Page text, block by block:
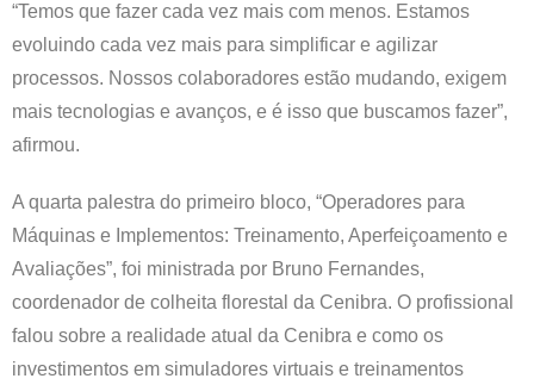
“Temos que fazer cada vez mais com menos. Estamos
evoluindo cada vez mais para simplificar e agilizar
processos. Nossos colaboradores estão mudando, exigem
mais tecnologias e avanços, e é isso que buscamos fazer”,
afirmou.
A quarta palestra do primeiro bloco, “Operadores para
Máquinas e Implementos: Treinamento, Aperfeiçoamento e
Avaliações”, foi ministrada por Bruno Fernandes,
coordenador de colheita florestal da Cenibra. O profissional
falou sobre a realidade atual da Cenibra e como os
investimentos em simuladores virtuais e treinamentos